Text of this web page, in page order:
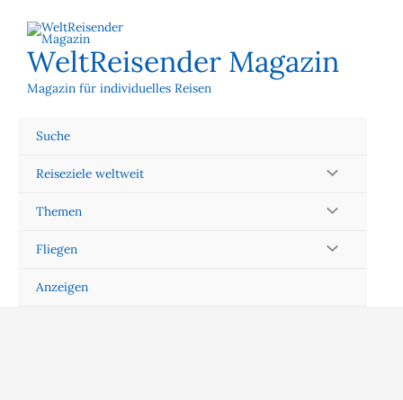
Inhalt
springenWeltReisender Magazin
Magazin für individuelles Reisen
Suche
Reiseziele weltweit
Themen
Fliegen
Anzeigen